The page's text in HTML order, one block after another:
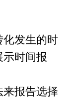
化发生的时
时间报
报告选择